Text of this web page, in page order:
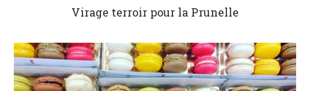
Virage terroir pour la Prunelle